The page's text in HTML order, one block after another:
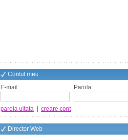
Contul meu
E-mail:
Parola:
parola uitata creare cont
Director Web